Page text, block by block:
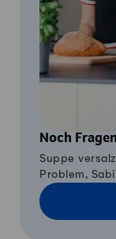
Noch
Suppe
Problem,